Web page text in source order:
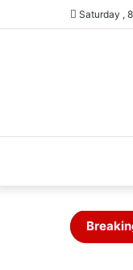
Saturday ,